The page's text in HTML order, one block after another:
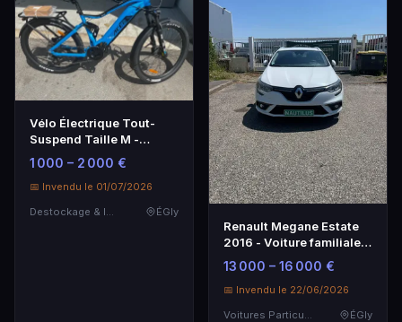
Vélo Électrique Tout-
Suspend Taille M -
Performance et Confort
1 000 – 2 000 €
📅 Invendu le 01/07/2026
ÉGly
Renault Megane Estate
2016 - Voiture familiale
spacieuse et
économique
13 000 – 16 000 €
📅 Invendu le 22/06/2026
Voitures Particulières
ÉGly